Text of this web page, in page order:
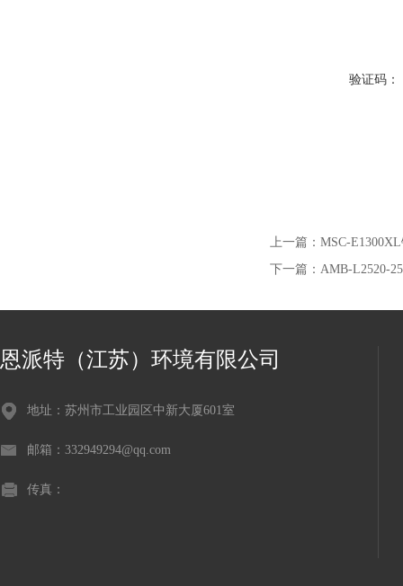
验证码：
上一篇： MSC-
下一篇： AMB-L2520-
恩派特（江苏）环境有限公司
地址：苏州市工业园区中新大厦601室
邮箱：332949294@qq.com
传真：